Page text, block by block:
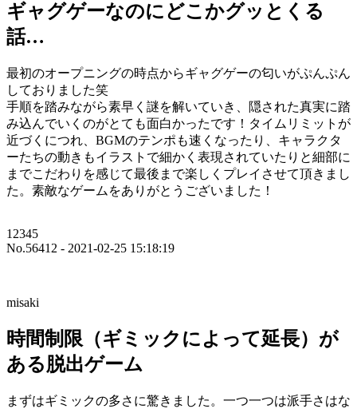
ギャグゲーなのにどこかグッとくる
話…
最初のオープニングの時点からギャグゲーの匂いがぷんぷん
しておりました笑
手順を踏みながら素早く謎を解いていき、隠された真実に踏
み込んでいくのがとても面白かったです！タイムリミットが
近づくにつれ、BGMのテンポも速くなったり、キャラクタ
ーたちの動きもイラストで細かく表現されていたりと細部に
までこだわりを感じて最後まで楽しくプレイさせて頂きまし
た。素敵なゲームをありがとうございました！
12345
No.56412 - 2021-02-25 15:18:19
misaki
時間制限（ギミックによって延長）が
ある脱出ゲーム
まずはギミックの多さに驚きました。一つ一つは派手さはな